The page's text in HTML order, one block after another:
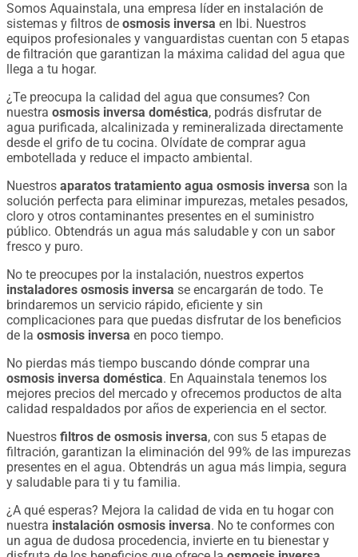
Somos Aquainstala, una empresa líder en instalación de
sistemas y filtros de osmosis inversa en Ibi. Nuestros
equipos profesionales y vanguardistas cuentan con 5 etapas
de filtración que garantizan la máxima calidad del agua que
llega a tu hogar.
¿Te preocupa la calidad del agua que consumes? Con
nuestra osmosis inversa doméstica, podrás disfrutar de
agua purificada, alcalinizada y remineralizada directamente
desde el grifo de tu cocina. Olvídate de comprar agua
embotellada y reduce el impacto ambiental.
Nuestros aparatos tratamiento agua osmosis inversa son la
solución perfecta para eliminar impurezas, metales pesados,
cloro y otros contaminantes presentes en el suministro
público. Obtendrás un agua más saludable y con un sabor
fresco y puro.
No te preocupes por la instalación, nuestros expertos
instaladores osmosis inversa se encargarán de todo. Te
brindaremos un servicio rápido, eficiente y sin
complicaciones para que puedas disfrutar de los beneficios
de la osmosis inversa en poco tiempo.
No pierdas más tiempo buscando dónde comprar una
osmosis inversa doméstica. En Aquainstala tenemos los
mejores precios del mercado y ofrecemos productos de alta
calidad respaldados por años de experiencia en el sector.
Nuestros filtros de osmosis inversa, con sus 5 etapas de
filtración, garantizan la eliminación del 99% de las impurezas
presentes en el agua. Obtendrás un agua más limpia, segura
y saludable para ti y tu familia.
¿A qué esperas? Mejora la calidad de vida en tu hogar con
nuestra instalación osmosis inversa. No te conformes con
un agua de dudosa procedencia, invierte en tu bienestar y